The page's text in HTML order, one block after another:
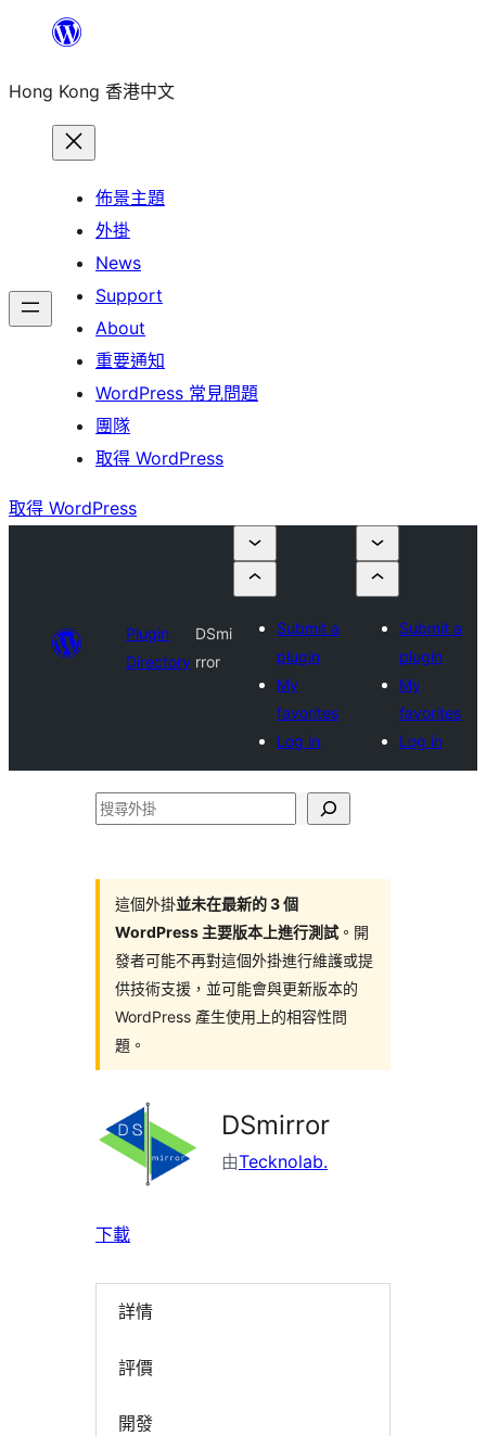
主
Hong Kong 香港中文
佈景主題
外掛
News
Support
About
重要通知
WordPress 常見問題
團隊
取得 WordPress
取得 WordPress
Plugin
Directory
DSmi
rror
Submit a
plugin
My
favorites
Log in
Submit a
plugin
My
favorites
Log in
搜
這個外掛並未在最新的 3 個
WordPress 主要版本上進行測試 。開
發者可能不再對這個外掛進行維護或提
供技術支援，並可能會與更新版本的
WordPress 產生使用上的相容性問
題。
DSmirror
由Tecknolab.
下載
詳情
評價
開發